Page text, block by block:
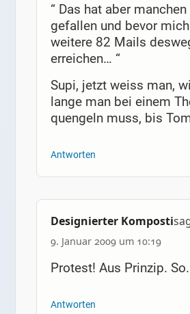
“ Das hat aber
gefallen und bevor
weitere 82 Mails
erreichen… “
Supi, jetzt weiss man,
lange man bei einem
quengeln muss, bis
Antworten
Designierter Komposti
9. Januar 2009 um 10:19
Protest! Aus Prinzip. So.
Antworten